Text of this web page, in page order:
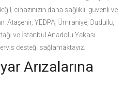
cihazınızın daha sağlıklı, güvenli ve
Ataşehir, YEDPA, Ümraniye, Dudullu,
ve İstanbul Anadolu Yakası
desteği sağlamaktayız.
Arızalarına